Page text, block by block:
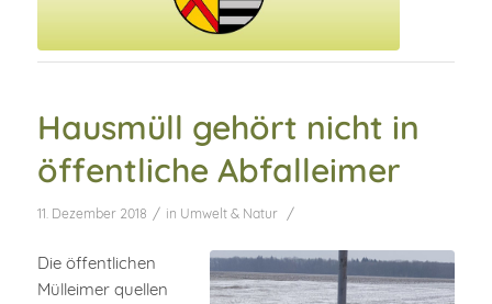
Hausmüll gehört nicht in
öffentliche Abfalleimer
11. Dezember 2018 / in Umwelt & Natur /
Die öffentlichen
Mülleimer quellen